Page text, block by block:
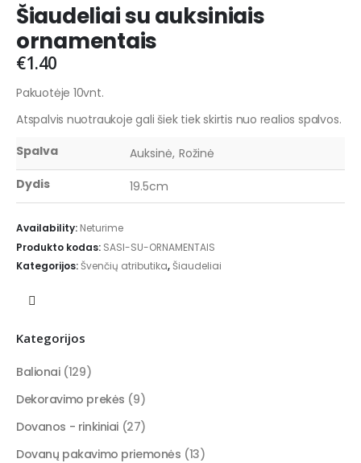
Šiaudeliai su auksiniais
ornamentais
€1.40
Pakuotėje 10vnt.
Atspalvis nuotraukoje gali šiek tiek skirtis nuo realios spalvos.
Spalva
Auksinė, Rožinė
Dydis
19.5cm
Availability: Neturime
Produkto kodas: SASI-SU-ORNAMENTAIS
Kategorijos:Švenčių atributika,Šiaudeliai
Kategorijos
Balionai (129)
Dekoravimo prekės (9)
Dovanos - rinkiniai (27)
Dovanų pakavimo priemonės (13)